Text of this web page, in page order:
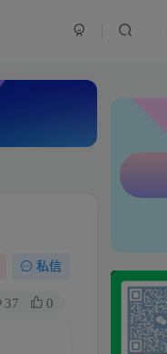
私信
37 0